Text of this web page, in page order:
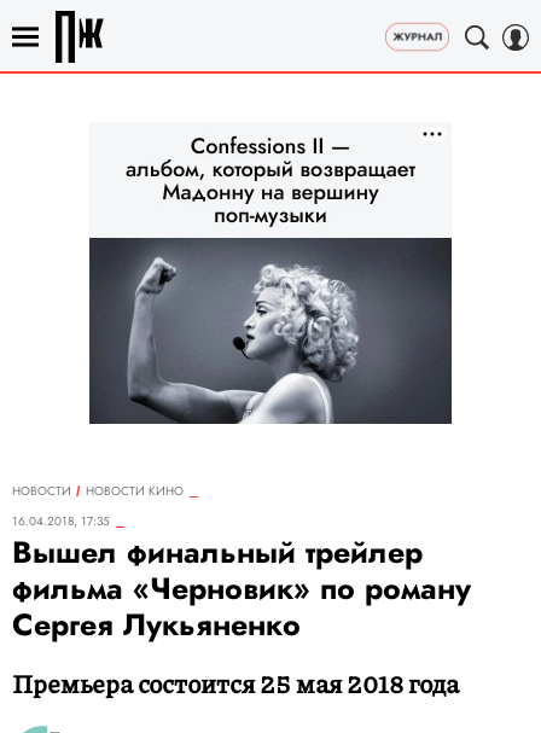
НОВОСТИ
НОВОСТИ КИНО
16.04.2018, 17:35
Вышел финальный трейлер
фильма «Черновик» по роману
Сергея Лукьяненко
Премьера состоится 25 мая 2018 года